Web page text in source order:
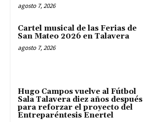
agosto 7, 2026
Cartel musical de las Ferias de
San Mateo 2026 en Talavera
agosto 7, 2026
Hugo Campos vuelve al Fútbol
Sala Talavera diez años después
para reforzar el proyecto del
Entreparéntesis Enertel